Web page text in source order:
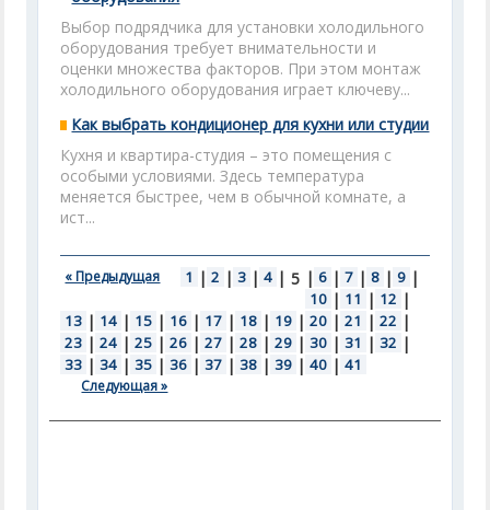
Выбор подрядчика для установки холодильного
оборудования требует внимательности и
оценки множества факторов. При этом монтаж
холодильного оборудования играет ключеву...
Как выбрать кондиционер для кухни или студии
Кухня и квартира-студия – это помещения с
особыми условиями. Здесь температура
меняется быстрее, чем в обычной комнате, а
ист...
« Предыдущая 1 | 2 | 3 | 4 | 5 | 6 | 7 | 8 | 9 |
10 | 11 | 12 |
13 | 14 | 15 | 16 | 17 | 18 | 19 | 20 | 21 | 22 |
23 | 24 | 25 | 26 | 27 | 28 | 29 | 30 | 31 | 32 |
33 | 34 | 35 | 36 | 37 | 38 | 39 | 40 | 41
Следующая »